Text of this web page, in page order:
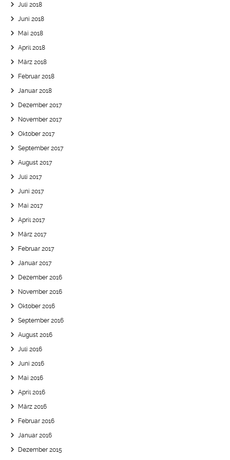
Juli 2018
Juni 2018
Mai 2018
April 2018
März 2018
Februar 2018
Januar 2018
Dezember 2017
November 2017
Oktober 2017
September 2017
August 2017
Juli 2017
Juni 2017
Mai 2017
April 2017
März 2017
Februar 2017
Januar 2017
Dezember 2016
November 2016
Oktober 2016
September 2016
August 2016
Juli 2016
Juni 2016
Mai 2016
April 2016
März 2016
Februar 2016
Januar 2016
Dezember 2015